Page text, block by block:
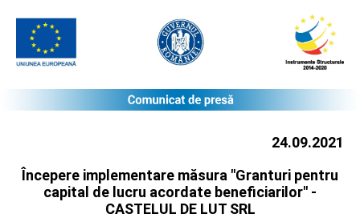
24.09.2021
Începere implementare măsura "Granturi pentru
capital de lucru acordate beneficiarilor" -
CASTELUL DE LUT SRL